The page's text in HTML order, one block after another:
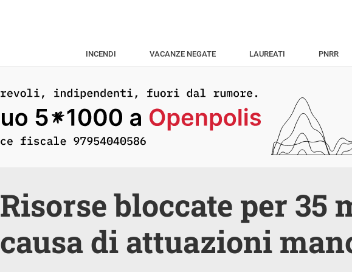
INCENDI VACANZE NEGATE LAUREATI PNRR
Risorse bloccate per 35
causa di attuazioni